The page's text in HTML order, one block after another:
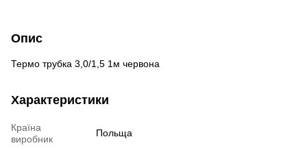
Опис
Термо трубка 3,0/1,5 1м червона
Характеристики
Країна
виробник
Польща